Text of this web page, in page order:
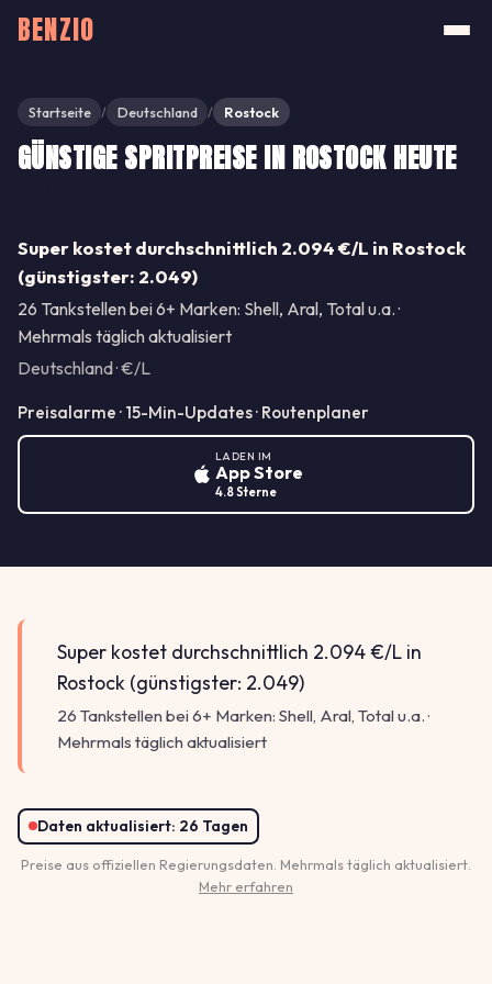
BENZIO
Startseite / Deutschland / Rostock
GÜNSTIGE SPRITPREISE IN ROSTOCK HEUTE
Super kostet durchschnittlich 2.094 €/L in Rostock
(günstigster: 2.049)
26 Tankstellen bei 6+ Marken: Shell, Aral, Total u.a. ·
Mehrmals täglich aktualisiert
Deutschland · €/L
Preisalarme · 15-Min-Updates · Routenplaner
LADEN IM
App Store
4.8 Sterne
Super kostet durchschnittlich 2.094 €/L in
Rostock (günstigster: 2.049)
26 Tankstellen bei 6+ Marken: Shell, Aral, Total u.a. ·
Mehrmals täglich aktualisiert
Daten aktualisiert: 26 Tagen
Preise aus offiziellen Regierungsdaten. Mehrmals täglich aktualisiert.
Mehr erfahren
2.159